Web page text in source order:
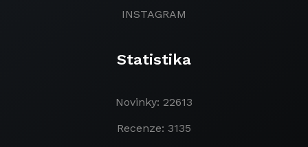
INSTAGRAM
Statistika
Novinky: 22613
Recenze: 3135